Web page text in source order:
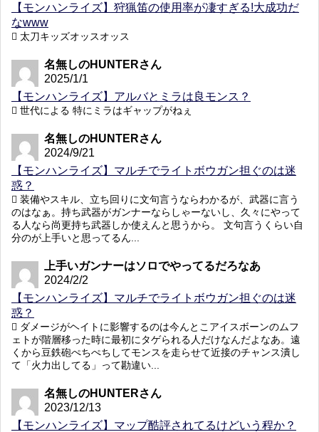
【モンハンライズ】狩猟笛の使用率が凄すぎる!大成功だ
なwww
太刀キッズオッスオッス
名無しのHUNTERさん
2025/1/1
【モンハンライズ】アルバとミラは良モンス？
世代による 特にミラはギャップがねぇ
名無しのHUNTERさん
2024/9/21
【モンハンライズ】マルチでライトボウガン担ぐのは迷
惑？
装備やスキル、立ち回りに文句言うならわかるが、武器に言う
のはなぁ。持ち武器がガンナーならしゃーないし、久々にやって
る人なら尚更持ち武器しか使えんと思うから。 文句言うくらい自
分のが上手いと思ってるん...
上手いガンナーはソロでやってるだろなあ
2024/2/2
【モンハンライズ】マルチでライトボウガン担ぐのは迷
惑？
ダメージがヘイトに影響するのは今んとこアイスボーンのムフ
ェトが階層移った時に最初にタゲられる人だけなんだよなあ。遠
くから豆鉄砲ぺちぺちしてモンスを走らせて近接のチャンス潰し
て「火力出してる」って勘違い...
名無しのHUNTERさん
2023/12/13
【モンハンライズ】マップ酷評されてるけどいう程か？